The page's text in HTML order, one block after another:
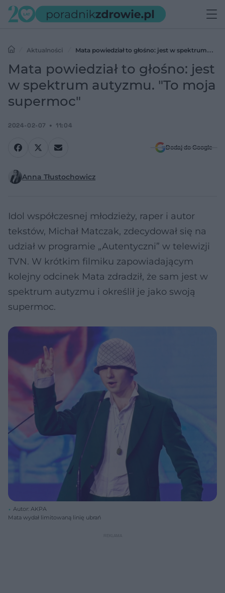
Aktualności
Mata powiedział to głośno: jest w spektrum
autyzmu. "To moja supermoc"
Mata powiedział to głośno: jest
w spektrum autyzmu. "To moja
supermoc"
2024-02-07 11:04
Dodaj do Google
Anna Tłustochowicz
Idol współczesnej młodzieży, raper i autor
tekstów, Michał Matczak, zdecydował się na
udział w programie „Autentyczni” w telewizji
TVN. W krótkim filmiku zapowiadającym
kolejny odcinek Mata zdradził, że sam jest w
spektrum autyzmu i określił je jako swoją
supermoc.
Autor: AKPA
Mata wydał limitowaną linię ubrań